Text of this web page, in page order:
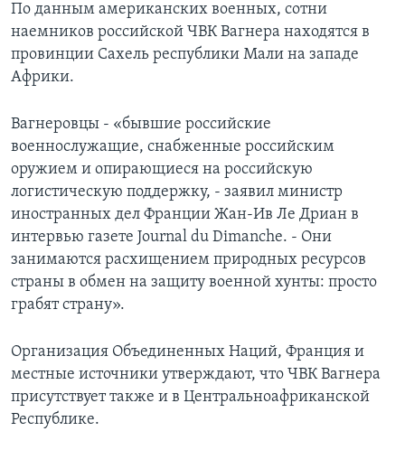
По данным американских военных, сотни
наемников российской ЧВК Вагнера находятся в
провинции Сахель республики Мали на западе
Африки.
Вагнеровцы - «бывшие российские
военнослужащие, снабженные российским
оружием и опирающиеся на российскую
логистическую поддержку, - заявил министр
иностранных дел Франции Жан-Ив Ле Дриан в
интервью газете Journal du Dimanche. - Они
занимаются расхищением природных ресурсов
страны в обмен на защиту военной хунты: просто
грабят страну».
Организация Объединенных Наций, Франция и
местные источники утверждают, что ЧВК Вагнера
присутствует также и в Центральноафриканской
Республике.